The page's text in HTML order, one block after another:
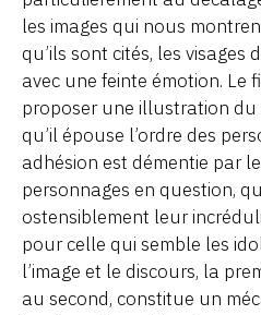
les images qui nous
qu’ils sont cités, les visages
avec une feinte émotion. Le
proposer une illustration du
qu’il épouse l’ordre des
adhésion est démentie par
personnages en question,
ostensiblement leur
pour celle qui semble les
l’image et le discours, la
au second, constitue un